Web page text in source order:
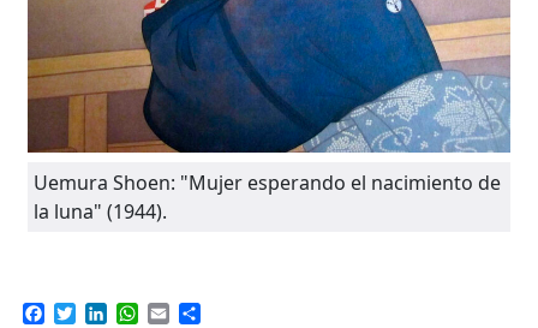
Uemura Shoen: "Mujer esperando el nacimiento de
la luna" (1944).
Facebook
TwitterLinkedIn
WhatsApp
Email